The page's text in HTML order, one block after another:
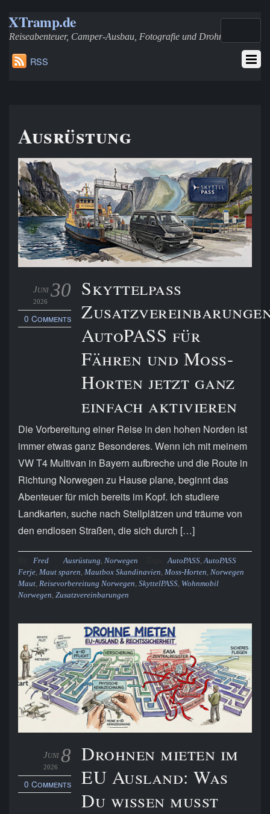
XTramp.de
Reiseabenteuer, Camper-Ausbau, Fotografie und Drohnen
RSS
Ausrüstung
30
Juni
2026
0 Comments
Skyttelpass
AutoPASS für
Fähren und Moss-
Horten jetzt ganz
einfach aktivieren
Die Vorbereitung einer Reise in den hohen Norden ist
immer etwas ganz Besonderes. Wenn ich mit meinem
VW T4 Multivan in Bayern aufbreche und die Route in
Richtung Norwegen zu Hause plane, beginnt das
Abenteuer für mich bereits im Kopf. Ich studiere
Landkarten, suche nach Stellplätzen und träume von
den endlosen Straßen, die sich durch […]
Fred Ausrüstung, Norwegen AutoPASS,AutoPASS
Ferje, Maut sparen, Mautbox Skandinavien, Moss-Horten, Norwegen
Maut, Reisevorbereitung Norwegen, SkyttelPASS, Wohnmobil
Norwegen, Zusatzvereinbarungen
8
Juni
2026
0 Comments
Drohnen mieten im
EU Ausland: Was
Du wissen musst